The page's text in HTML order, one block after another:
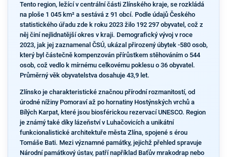
Tento region, ležící v centrální části Zlínského kraje, se rozkládá
na ploše 1 045 km² a sestává z 91 obcí. Podle údajů Českého
statistického úřadu zde k roku 2023 žilo 192 297 obyvatel, což z
něj činí nejlidnatější okres v kraji. Demografický vývoj v roce
2023, jak jej zaznamenal ČSÚ, ukázal přirozený úbytek -580 osob,
který byl částečně kompenzován přírůstkem stěhováním o 544
osob, což vedlo k mírnému celkovému poklesu o 36 obyvatel.
Průměrný věk obyvatelstva dosahuje 43,9 let.
Zlínsko je charakteristické značnou přírodní rozmanitostí, od
úrodné nížiny Pomoraví až po hornatiny Hostýnských vrchů a
Bílých Karpat, které jsou biosférickou rezervací UNESCO. Region
je známý také díky lázeňství v Luhačovicích a unikátní
funkcionalistické architektuře města Zlína, spojené s érou
Tomáše Bati. Mezi významné památky, jejichž přehled spravuje
Národní památkový ústav, patří například Baťův mrakodrap nebo